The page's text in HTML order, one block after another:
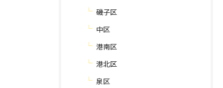
磯子区
中区
港南区
港北区
泉区